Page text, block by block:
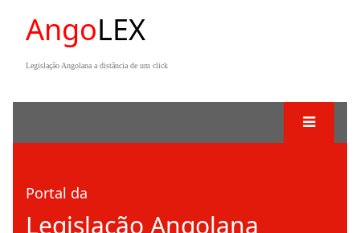
AngoLEX
Legislação Angolana a distância de um click
Portal da
Legislação Angolana